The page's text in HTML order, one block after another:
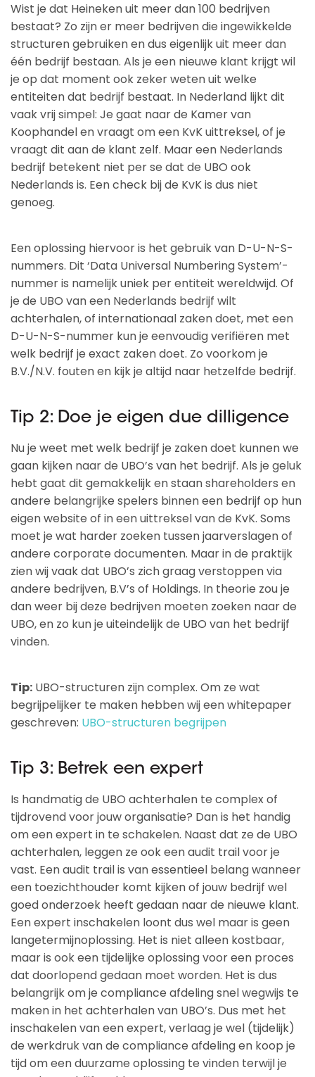
Wist je dat Heineken uit meer dan 100 bedrijven
bestaat? Zo zijn er meer bedrijven die ingewikkelde
structuren gebruiken en dus eigenlijk uit meer dan
één bedrijf bestaan. Als je een nieuwe klant krijgt wil
je op dat moment ook zeker weten uit welke
entiteiten dat bedrijf bestaat. In Nederland lijkt dit
vaak vrij simpel: Je gaat naar de Kamer van
Koophandel en vraagt om een KvK uittreksel, of je
vraagt dit aan de klant zelf. Maar een Nederlands
bedrijf betekent niet per se dat de UBO ook
Nederlands is. Een check bij de KvK is dus niet
genoeg.
Een oplossing hiervoor is het gebruik van D-U-N-S-
nummers. Dit ‘Data Universal Numbering System’-
nummer is namelijk uniek per entiteit wereldwijd. Of
je de UBO van een Nederlands bedrijf wilt
achterhalen, of internationaal zaken doet, met een
D-U-N-S-nummer kun je eenvoudig verifiëren met
welk bedrijf je exact zaken doet. Zo voorkom je
B.V./N.V. fouten en kijk je altijd naar hetzelfde bedrijf.
Tip 2: Doe je eigen due dilligence
Nu je weet met welk bedrijf je zaken doet kunnen we
gaan kijken naar de UBO’s van het bedrijf. Als je geluk
hebt gaat dit gemakkelijk en staan shareholders en
andere belangrijke spelers binnen een bedrijf op hun
eigen website of in een uittreksel van de KvK. Soms
moet je wat harder zoeken tussen jaarverslagen of
andere corporate documenten. Maar in de praktijk
zien wij vaak dat UBO’s zich graag verstoppen via
andere bedrijven, B.V’s of Holdings. In theorie zou je
dan weer bij deze bedrijven moeten zoeken naar de
UBO, en zo kun je uiteindelijk de UBO van het bedrijf
vinden.
Tip: UBO-structuren zijn complex. Om ze wat
begrijpelijker te maken hebben wij een whitepaper
geschreven: UBO-structuren begrijpen
Tip 3: Betrek een expert
Is handmatig de UBO achterhalen te complex of
tijdrovend voor jouw organisatie? Dan is het handig
om een expert in te schakelen. Naast dat ze de UBO
achterhalen, leggen ze ook een audit trail voor je
vast. Een audit trail is van essentieel belang wanneer
een toezichthouder komt kijken of jouw bedrijf wel
goed onderzoek heeft gedaan naar de nieuwe klant.
Een expert inschakelen loont dus wel maar is geen
langetermijnoplossing. Het is niet alleen kostbaar,
maar is ook een tijdelijke oplossing voor een proces
dat doorlopend gedaan moet worden. Het is dus
belangrijk om je compliance afdeling snel wegwijs te
maken in het achterhalen van UBO’s. Dus met het
inschakelen van een expert, verlaag je wel (tijdelijk)
de werkdruk van de compliance afdeling en koop je
tijd om een duurzame oplossing te vinden terwijl je